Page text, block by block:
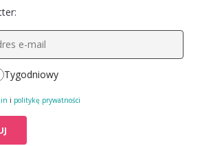
Tygodniowy
i politykę prywatności